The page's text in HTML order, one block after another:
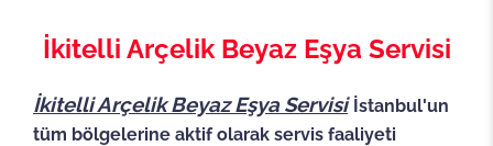
İkitelli Arçelik Beyaz Eşya Servisi
İkitelliArçelik Beyaz Eşya Servisi İstanbul'un
tüm bölgelerine aktif olarak servis faaliyeti